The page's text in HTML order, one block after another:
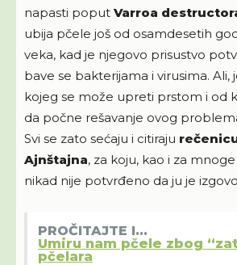
napasti poput Varroa
ubija pčele još od osamdesetih
veka, kad je njegovo prisustvo
bave se bakterijama i virusima. Ali,
kojeg se može upreti prstom i od
da počne rešavanje ovog
Svi se zato sećaju i citiraju
Ajnštajna, za koju, kao i za
nikad nije potvrđeno da ju je
PROČITAJTE I...
Umiru nam pčele zbog
pčelara